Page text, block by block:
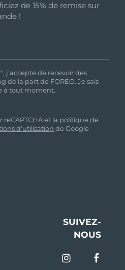
de 15% de remise sur
!
j'accepte de recevoir des
la part de FOREO. Je sais
à tout moment.
reCAPTCHA et la politique de
d'utilisation de Google
SUIVEZ-
NOUS